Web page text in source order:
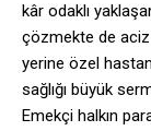
kâr odaklı
çözmekte de
yerine özel
sağlığı büyük
Emekçi halkın